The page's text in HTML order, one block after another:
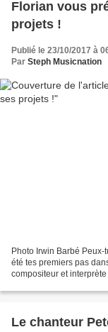
Florian vous
projets !
Publié le 23/10/2017 à
Par Steph Musicnation
Photo Irwin Barbé
été tes premiers pas
compositeur et
Le chanteur